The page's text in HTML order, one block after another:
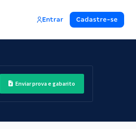
Entrar Cadastre-se
Enviar prova e gabarito